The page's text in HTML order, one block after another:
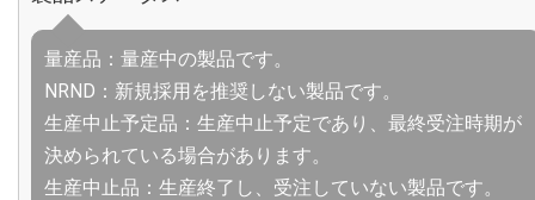
量産品：量産中の製品です。
NRND：新規採用を推奨しない製品です。
生産中止予定品：生産中止予定であり、最終受注時期が
決められている場合があります。
生産中止品：生産終了し、受注していない製品です。